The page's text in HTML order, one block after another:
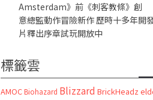
Amsterdam》前《刺客教條》創
意總監動作冒險新作 歷時十多年開
片釋出序章試玩開放中
標籤雲
AMOC Biohazard Blizzard BrickHeadz